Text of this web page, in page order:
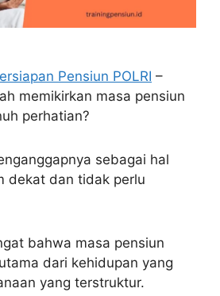
Pensiun POLRI –
memikirkan masa pensiun
perhatian?
sebagai hal
dekat dan tidak perlu
bahwa masa pensiun
dari kehidupan yang
yang terstruktur.